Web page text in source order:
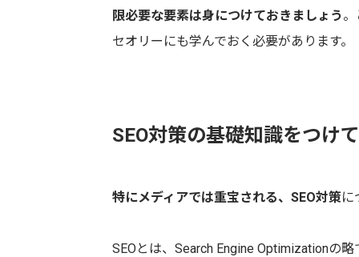
限必要な要素は身につけておきましょう
セオリーにも学んでおく必要があります。
SEO対策の基礎知識をつけ
特にメディアでは重宝される、SEO対策に
SEOとは、Search Engine Optimizationの